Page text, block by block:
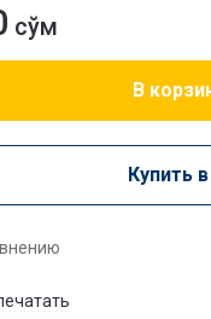
сўм
В
Купить